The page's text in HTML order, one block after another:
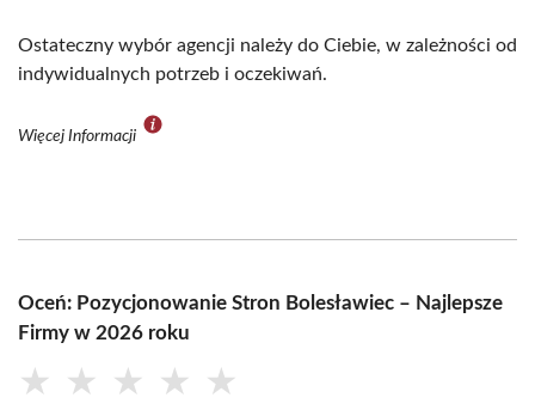
Ostateczny wybór agencji należy do Ciebie, w zależności od
indywidualnych potrzeb i oczekiwań.
Więcej Informacji
Oceń: Pozycjonowanie Stron Bolesławiec – Najlepsze
Firmy w 2026 roku
★ ★ ★ ★ ★